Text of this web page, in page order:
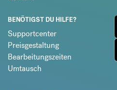
BENÖTIGST DU HILFE?
Supportcenter
Preisgestaltung
Bearbeitungszeiten
Umtausch